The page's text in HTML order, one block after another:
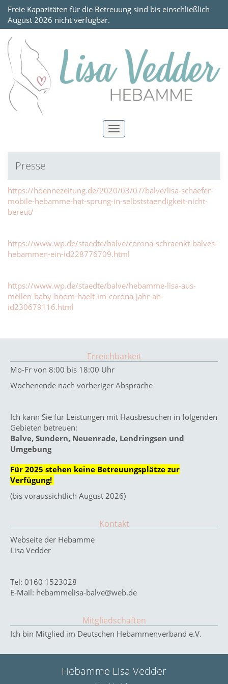
Freie Kapazitäten für die Betreuung sind bis einschließlich
August 2026 nicht verfügbar.
Toggle
Presse
https://hoennezeitung.de/2020/03/07/balve/lisa-schaefer-
mobile-hebamme-hat-sprung-in-selbststaendigkeit-nicht-
bereut/
https://www.wp.de/staedte/balve/corona-schraenkt-balves-
hebammen-ein-id228776709.html
https://www.wp.de/staedte/balve/hebamme-lisa-aus-
mellen-baby-boom-haelt-im-corona-jahr-an-
id230679116.html
Erreichbarkeit
Mo-Fr von 8:00 bis 18:00 Uhr
Wochenende nach vorheriger Absprache
Ich kann Sie für Leistungen mit Hausbesuchen in folgenden
Gebieten betreuen:
Balve, Sundern, Neuenrade, Lendringsen und
Umgebung
Für 2025 stehen keine Betreuungsplätze zur
Verfügung!
(bis voraussichtlich August 2026)
Kontakt
Webseite der Hebamme
Lisa Vedder
Tel: 0160 1523028
E-Mail: hebammelisa-balve@web.de
Mitgliedschaften
Ich bin Mitglied im Deutschen Hebammenverband e.V.
Hebamme Lisa Vedder